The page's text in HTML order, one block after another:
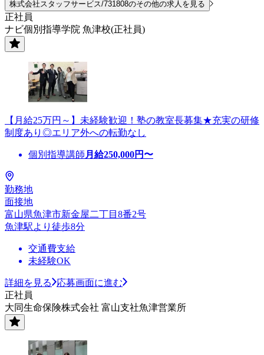
株式会社スタッフサービス/731808のその他の求人を見る
正社員
ナビ個別指導学院 魚津校(正社員)
【月給25万円～】未経験歓迎！塾の教室長募集★充実の研修
制度あり◎エリア外への転勤なし
個別指導講師 月給250,000円〜
勤務地
面接地
富山県魚津市新金屋二丁目8番2号
魚津駅より徒歩8分
交通費支給
未経験OK
詳細を見る
応募画面に進む
正社員
大同生命保険株式会社 富山支社魚津営業所